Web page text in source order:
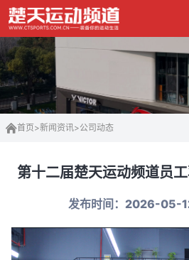
首页>新闻资讯>公司动态
第十二届楚天运动频道员
发布时间：2026-05-